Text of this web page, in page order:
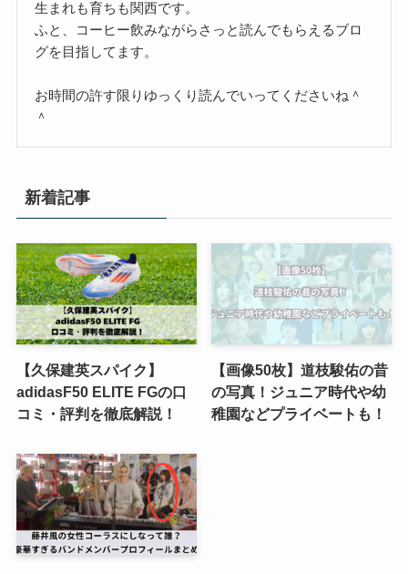
生まれも育ちも関西です。
ふと、コーヒー飲みながらさっと読んでもらえるブロ
グを目指してます。
お時間の許す限りゆっくり読んでいってくださいね＾
＾
新着記事
【久保建英スパイク】
adidasF50 ELITE FGの口
コミ・評判を徹底解説！
【画像50枚】道枝駿佑の昔
の写真！ジュニア時代や幼
稚園などプライベートも！